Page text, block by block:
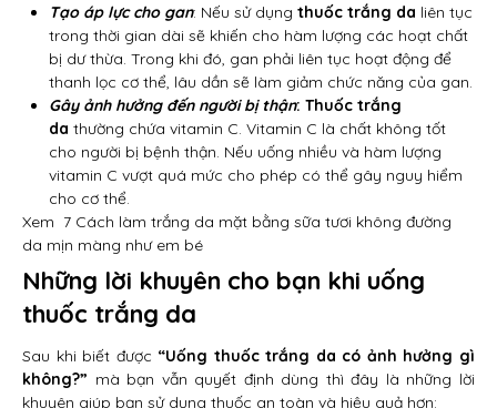
Tạo áp lực cho gan: Nếu sử dụng thuốc trắng da liên tục
trong thời gian dài sẽ khiến cho hàm lượng các hoạt chất
bị dư thừa. Trong khi đó, gan phải liên tục hoạt động để
thanh lọc cơ thể, lâu dần sẽ làm giảm chức năng của gan.
Gây ảnh hưởng đến người bị thận: Thuốc trắng
da thường chứa vitamin C. Vitamin C là chất không tốt
cho người bị bệnh thận. Nếu uống nhiều và hàm lượng
vitamin C vượt quá mức cho phép có thể gây nguy hiểm
cho cơ thể.
Xem 7 Cách làm trắng da mặt bằng sữa tươi không đường
da mịn màng như em bé
Những lời khuyên cho bạn khi uống
thuốc trắng da
Sau khi biết được “Uống thuốc trắng da có ảnh hưởng gì
không?” mà bạn vẫn quyết định dùng thì đây là những lời
khuyên giúp bạn sử dụng thuốc an toàn và hiệu quả hơn: